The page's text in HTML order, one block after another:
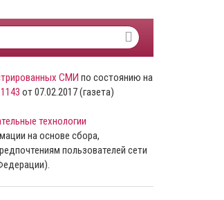
СМИ по состоянию на
от 07.02.2017 (газета)
технологии
на основе сбора,
пользователей сети